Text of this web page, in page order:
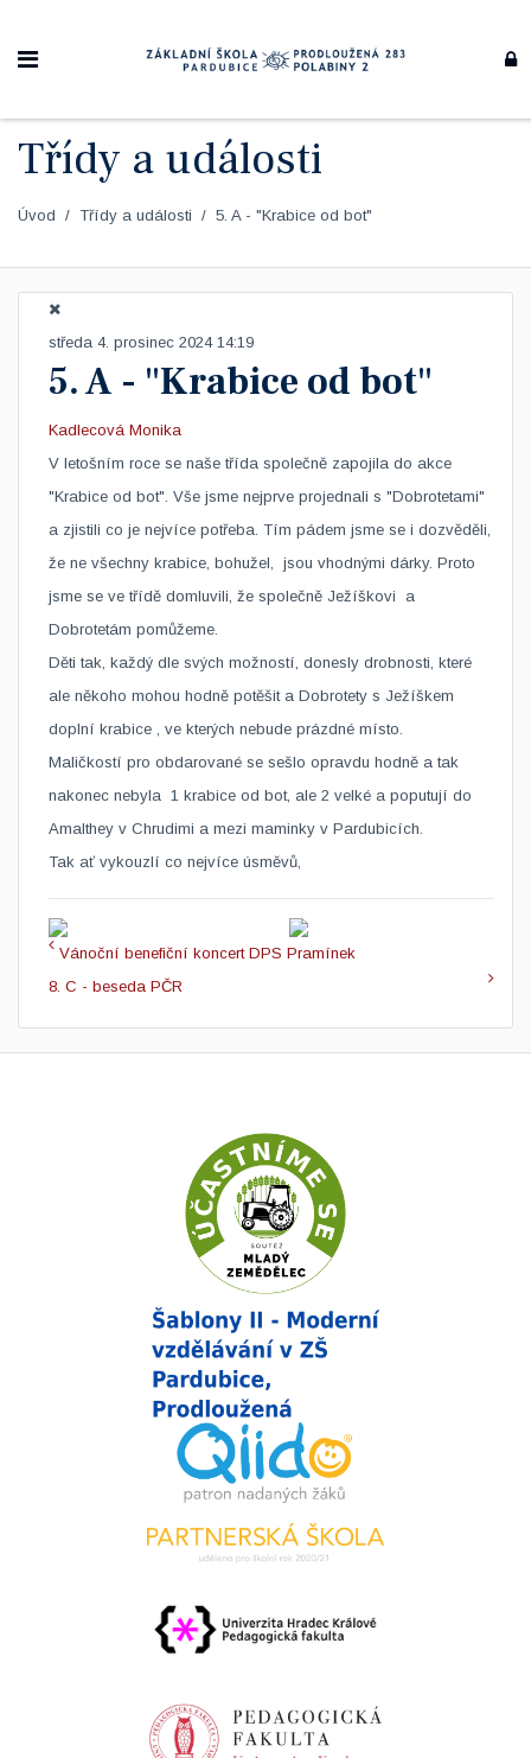
Třídy a události
Úvod Třídy a události 5. A - "Krabice od bot"
středa 4. prosinec 2024 14:19
5. A - "Krabice od bot"
Kadlecová Monika
V letošním roce se naše třída společně zapojila do akce
"Krabice od bot". Vše jsme nejprve projednali s "Dobrotetami"
a zjistili co je nejvíce potřeba. Tím pádem jsme se i dozvěděli,
že ne všechny krabice, bohužel, jsou vhodnými dárky. Proto
jsme se ve třídě domluvili, že společně Ježíškovi a
Dobrotetám pomůžeme.
Děti tak, každý dle svých možností, donesly drobnosti, které
ale někoho mohou hodně potěšit a Dobrotety s Ježíškem
doplní krabice , ve kterých nebude prázdné místo.
Maličkostí pro obdarované se sešlo opravdu hodně a tak
nakonec nebyla 1 krabice od bot, ale 2 velké a poputují do
Amalthey v Chrudimi a mezi maminky v Pardubicích.
Tak ať vykouzlí co nejvíce úsměvů,​
Vánoční benefiční koncert DPS Pramínek
8. C - beseda PČR